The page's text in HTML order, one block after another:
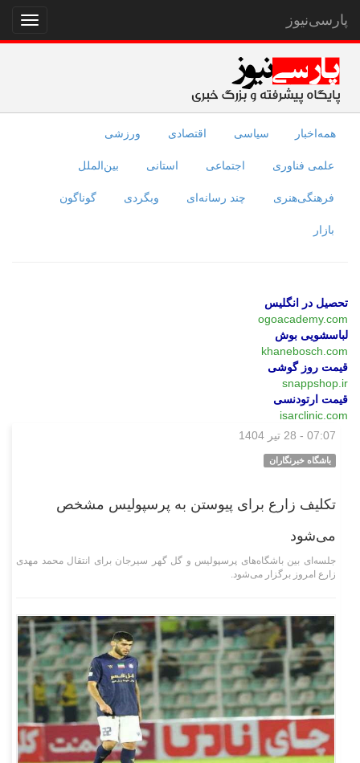
نمایش
منو
پارسی‌نیوز
همه‌اخبار سیاسی اقتصادی ورزشی
علمی فناوری اجتماعی استانی بین‌الملل
فرهنگی‌هنری چند رسانه‌ای وبگردی گوناگون
بازار
تحصیل در انگلیس
ogoacademy.com
لباسشویی بوش
khanebosch.com
قیمت روز گوشی
snappshop.ir
قیمت ارتودنسی
isarclinic.com
07:07 - 28 تیر 1404
باشگاه خبرنگاران
تکلیف زارع برای پیوستن به پرسپولیس مشخص
می‌شود
جلسه‌ای بین باشگاه‌های پرسپولیس و گل گهر سیرجان برای انتقال محمد مهدی
زارع امروز برگزار می‌شود.